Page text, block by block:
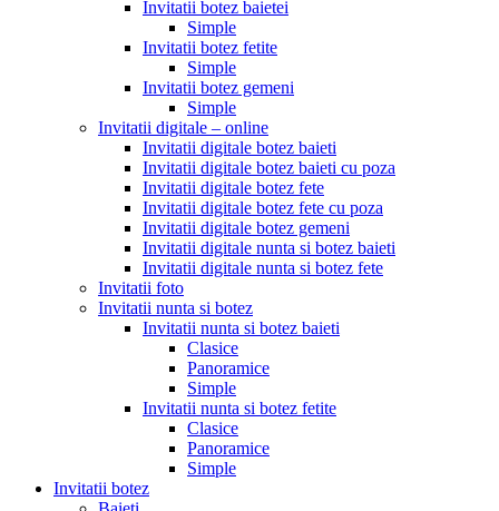
Invitatii botez baietei
Simple
Invitatii botez fetite
Simple
Invitatii botez gemeni
Simple
Invitatii digitale – online
Invitatii digitale botez baieti
Invitatii digitale botez baieti cu poza
Invitatii digitale botez fete
Invitatii digitale botez fete cu poza
Invitatii digitale botez gemeni
Invitatii digitale nunta si botez baieti
Invitatii digitale nunta si botez fete
Invitatii foto
Invitatii nunta si botez
Invitatii nunta si botez baieti
Clasice
Panoramice
Simple
Invitatii nunta si botez fetite
Clasice
Panoramice
Simple
Invitatii botez